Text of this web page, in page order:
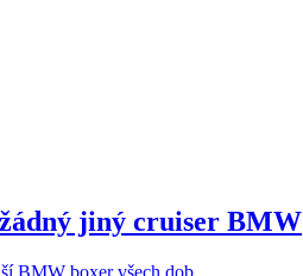
jiný cruiser BMW